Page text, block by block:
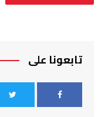
تابعونا على